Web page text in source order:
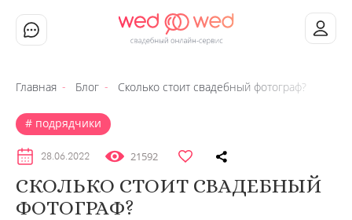
Главная Блог Сколько стоит свадебный фотограф?
подрядчики
28.06.2022 21592
СКОЛЬКО СТОИТ СВАДЕБНЫЙ
ФОТОГРАФ?